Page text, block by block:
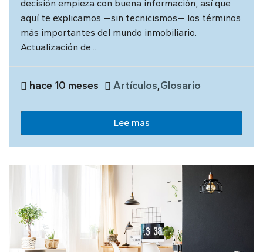
decisión empieza con buena información, así que
aquí te explicamos —sin tecnicismos— los términos
más importantes del mundo inmobiliario.
Actualización de...
hace 10 meses Artículos,Glosario
Lee mas